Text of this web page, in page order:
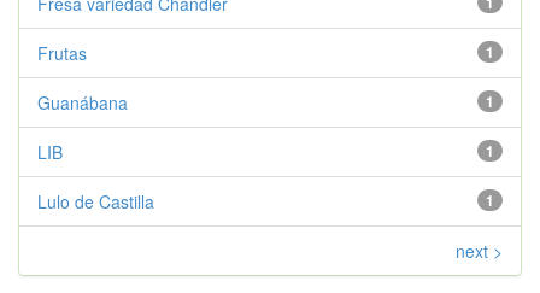
1
Frutas
1
Guanábana
1
LIB
1
Lulo de Castilla
next >